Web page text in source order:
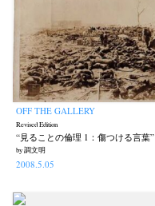
OFF THE GALLERY
Revised Edition
“見ることの倫理 1：傷つける言葉”
by 調文明
2008.5.05